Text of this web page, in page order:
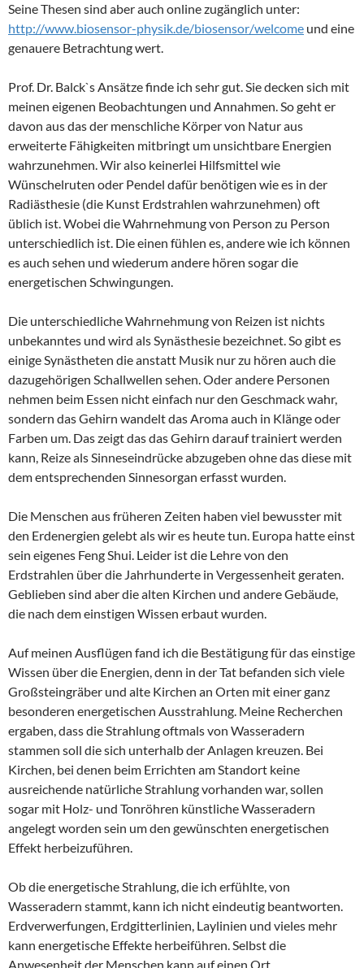
Seine Thesen sind aber auch online zugänglich unter:
http://www.biosensor-physik.de/biosensor/welcome und eine
genauere Betrachtung wert.
Prof. Dr. Balck`s Ansätze finde ich sehr gut. Sie decken sich mit
meinen eigenen Beobachtungen und Annahmen. So geht er
davon aus das der menschliche Körper von Natur aus
erweiterte Fähigkeiten mitbringt um unsichtbare Energien
wahrzunehmen. Wir also keinerlei Hilfsmittel wie
Wünschelruten oder Pendel dafür benötigen wie es in der
Radiästhesie (die Kunst Erdstrahlen wahrzunehmen) oft
üblich ist. Wobei die Wahrnehmung von Person zu Person
unterschiedlich ist. Die einen fühlen es, andere wie ich können
es auch sehen und wiederum andere hören sogar die
energetischen Schwingungen.
Die unterschiedliche Wahrnehmung von Reizen ist nichts
unbekanntes und wird als Synästhesie bezeichnet. So gibt es
einige Synästheten die anstatt Musik nur zu hören auch die
dazugehörigen Schallwellen sehen. Oder andere Personen
nehmen beim Essen nicht einfach nur den Geschmack wahr,
sondern das Gehirn wandelt das Aroma auch in Klänge oder
Farben um. Das zeigt das das Gehirn darauf trainiert werden
kann, Reize als Sinneseindrücke abzugeben ohne das diese mit
dem entsprechenden Sinnesorgan erfasst wurden.
Die Menschen aus früheren Zeiten haben viel bewusster mit
den Erdenergien gelebt als wir es heute tun. Europa hatte einst
sein eigenes Feng Shui. Leider ist die Lehre von den
Erdstrahlen über die Jahrhunderte in Vergessenheit geraten.
Geblieben sind aber die alten Kirchen und andere Gebäude,
die nach dem einstigen Wissen erbaut wurden.
Auf meinen Ausflügen fand ich die Bestätigung für das einstige
Wissen über die Energien, denn in der Tat befanden sich viele
Großsteingräber und alte Kirchen an Orten mit einer ganz
besonderen energetischen Ausstrahlung. Meine Recherchen
ergaben, dass die Strahlung oftmals von Wasseradern
stammen soll die sich unterhalb der Anlagen kreuzen. Bei
Kirchen, bei denen beim Errichten am Standort keine
ausreichende natürliche Strahlung vorhanden war, sollen
sogar mit Holz- und Tonröhren künstliche Wasseradern
angelegt worden sein um den gewünschten energetischen
Effekt herbeizuführen.
Ob die energetische Strahlung, die ich erfühlte, von
Wasseradern stammt, kann ich nicht eindeutig beantworten.
Erdverwerfungen, Erdgitterlinien, Laylinien und vieles mehr
kann energetische Effekte herbeiführen. Selbst die
Anwesenheit der Menschen kann auf einen Ort